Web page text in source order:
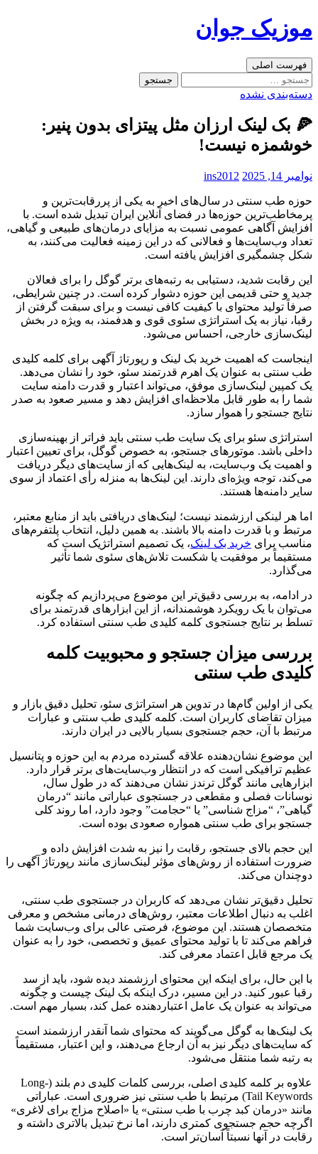
به
موزیک جوان
جست‌وجو
فهرست اصلی
جستجو
برای:
دسته‌بندی نشده
🍕 بک لینک ارزان مثل پیتزای بدون پنیر:
خوشمزه نیست!
نوامبر 14, 2025 ins2012
حوزه طب سنتی در سال‌های اخیر به یکی از پررقابت‌ترین و
پرمخاطب‌ترین حوزه‌ها در فضای آنلاین ایران تبدیل شده است. با
افزایش آگاهی عمومی نسبت به مزایای درمان‌های طبیعی و گیاهی،
تعداد وب‌سایت‌ها و فعالانی که در این زمینه فعالیت می‌کنند، به
شکل چشمگیری افزایش یافته است.
این رقابت شدید، دستیابی به رتبه‌های برتر گوگل را برای فعالان
جدید و حتی قدیمی این حوزه دشوار کرده است. در چنین شرایطی،
صرفاً تولید محتوای با کیفیت کافی نیست و برای سبقت گرفتن از
رقبا، نیاز به یک استراتژی سئوی قوی و هدفمند، به ویژه در بخش
لینک‌سازی خارجی، احساس می‌شود.
اینجاست که اهمیت خرید بک لینک و رپورتاژ آگهی برای کلمه کلیدی
طب سنتی به عنوان یک اهرم قدرتمند سئو، خود را نشان می‌دهد.
یک کمپین لینک‌سازی موفق، می‌تواند اعتبار و قدرت دامنه سایت
شما را به طور قابل ملاحظه‌ای افزایش دهد و مسیر صعود به صدر
نتایج جستجو را هموار سازد.
استراتژی سئو برای یک سایت طب سنتی باید فراتر از بهینه‌سازی
داخلی باشد. موتورهای جستجو، به خصوص گوگل، برای تعیین اعتبار
و اهمیت یک وب‌سایت، به لینک‌هایی که از سایت‌های دیگر دریافت
می‌کند، توجه ویژه‌ای دارند. این لینک‌ها به منزله رأی اعتماد از سوی
سایر دامنه‌ها هستند.
اما هر لینکی ارزشمند نیست؛ لینک‌های دریافتی باید از منابع معتبر،
مرتبط و با قدرت دامنه بالا باشند. به همین دلیل، انتخاب پلتفرم‌های
مناسب برای خرید بک لینک، یک تصمیم استراتژیک است که
مستقیماً بر موفقیت یا شکست تلاش‌های سئوی شما تأثیر
می‌گذارد.
در ادامه، به بررسی دقیق‌تر این موضوع می‌پردازیم که چگونه
می‌توان با یک رویکرد هوشمندانه، از این ابزارهای قدرتمند برای
تسلط بر نتایج جستجوی کلمه کلیدی طب سنتی استفاده کرد.
بررسی میزان جستجو و محبوبیت کلمه
کلیدی طب سنتی
یکی از اولین گام‌ها در تدوین هر استراتژی سئو، تحلیل دقیق بازار و
میزان تقاضای کاربران است. کلمه کلیدی طب سنتی و عبارات
مرتبط با آن، حجم جستجوی بسیار بالایی در ایران دارند.
این موضوع نشان‌دهنده علاقه گسترده مردم به این حوزه و پتانسیل
عظیم ترافیکی است که در انتظار وب‌سایت‌های برتر قرار دارد.
ابزارهایی مانند گوگل ترندز نشان می‌دهند که در طول سال،
نوسانات فصلی و مقطعی در جستجوی عباراتی مانند “درمان
گیاهی”، “مزاج شناسی” یا “حجامت” وجود دارد، اما روند کلی
جستجو برای طب سنتی همواره صعودی بوده است.
این حجم بالای جستجو، رقابت را نیز به شدت افزایش داده و
ضرورت استفاده از روش‌های مؤثر لینک‌سازی مانند رپورتاژ آگهی را
دوچندان می‌کند.
تحلیل دقیق‌تر نشان می‌دهد که کاربران در جستجوی طب سنتی،
اغلب به دنبال اطلاعات معتبر، روش‌های درمانی مشخص و معرفی
متخصصان هستند. این موضوع، فرصتی عالی برای وب‌سایت شما
فراهم می‌کند تا با تولید محتوای عمیق و تخصصی، خود را به عنوان
یک مرجع قابل اعتماد معرفی کند.
با این حال، برای اینکه این محتوای ارزشمند دیده شود، باید از سد
رقبا عبور کنید. در این مسیر، درک اینکه بک لینک چیست و چگونه
می‌تواند به عنوان یک عامل اعتباردهنده عمل کند، بسیار مهم است.
بک لینک‌ها به گوگل می‌گویند که محتوای شما آنقدر ارزشمند است
که سایت‌های دیگر نیز به آن ارجاع می‌دهند، و این اعتبار، مستقیماً
به رتبه شما منتقل می‌شود.
علاوه بر کلمه کلیدی اصلی، بررسی کلمات کلیدی دم بلند (Long-
Tail Keywords) مرتبط با طب سنتی نیز ضروری است. عباراتی
مانند «درمان کبد چرب با طب سنتی» یا «اصلاح مزاج برای لاغری»
اگرچه حجم جستجوی کمتری دارند، اما نرخ تبدیل بالاتری داشته و
رقابت در آنها نسبتاً آسان‌تر است.